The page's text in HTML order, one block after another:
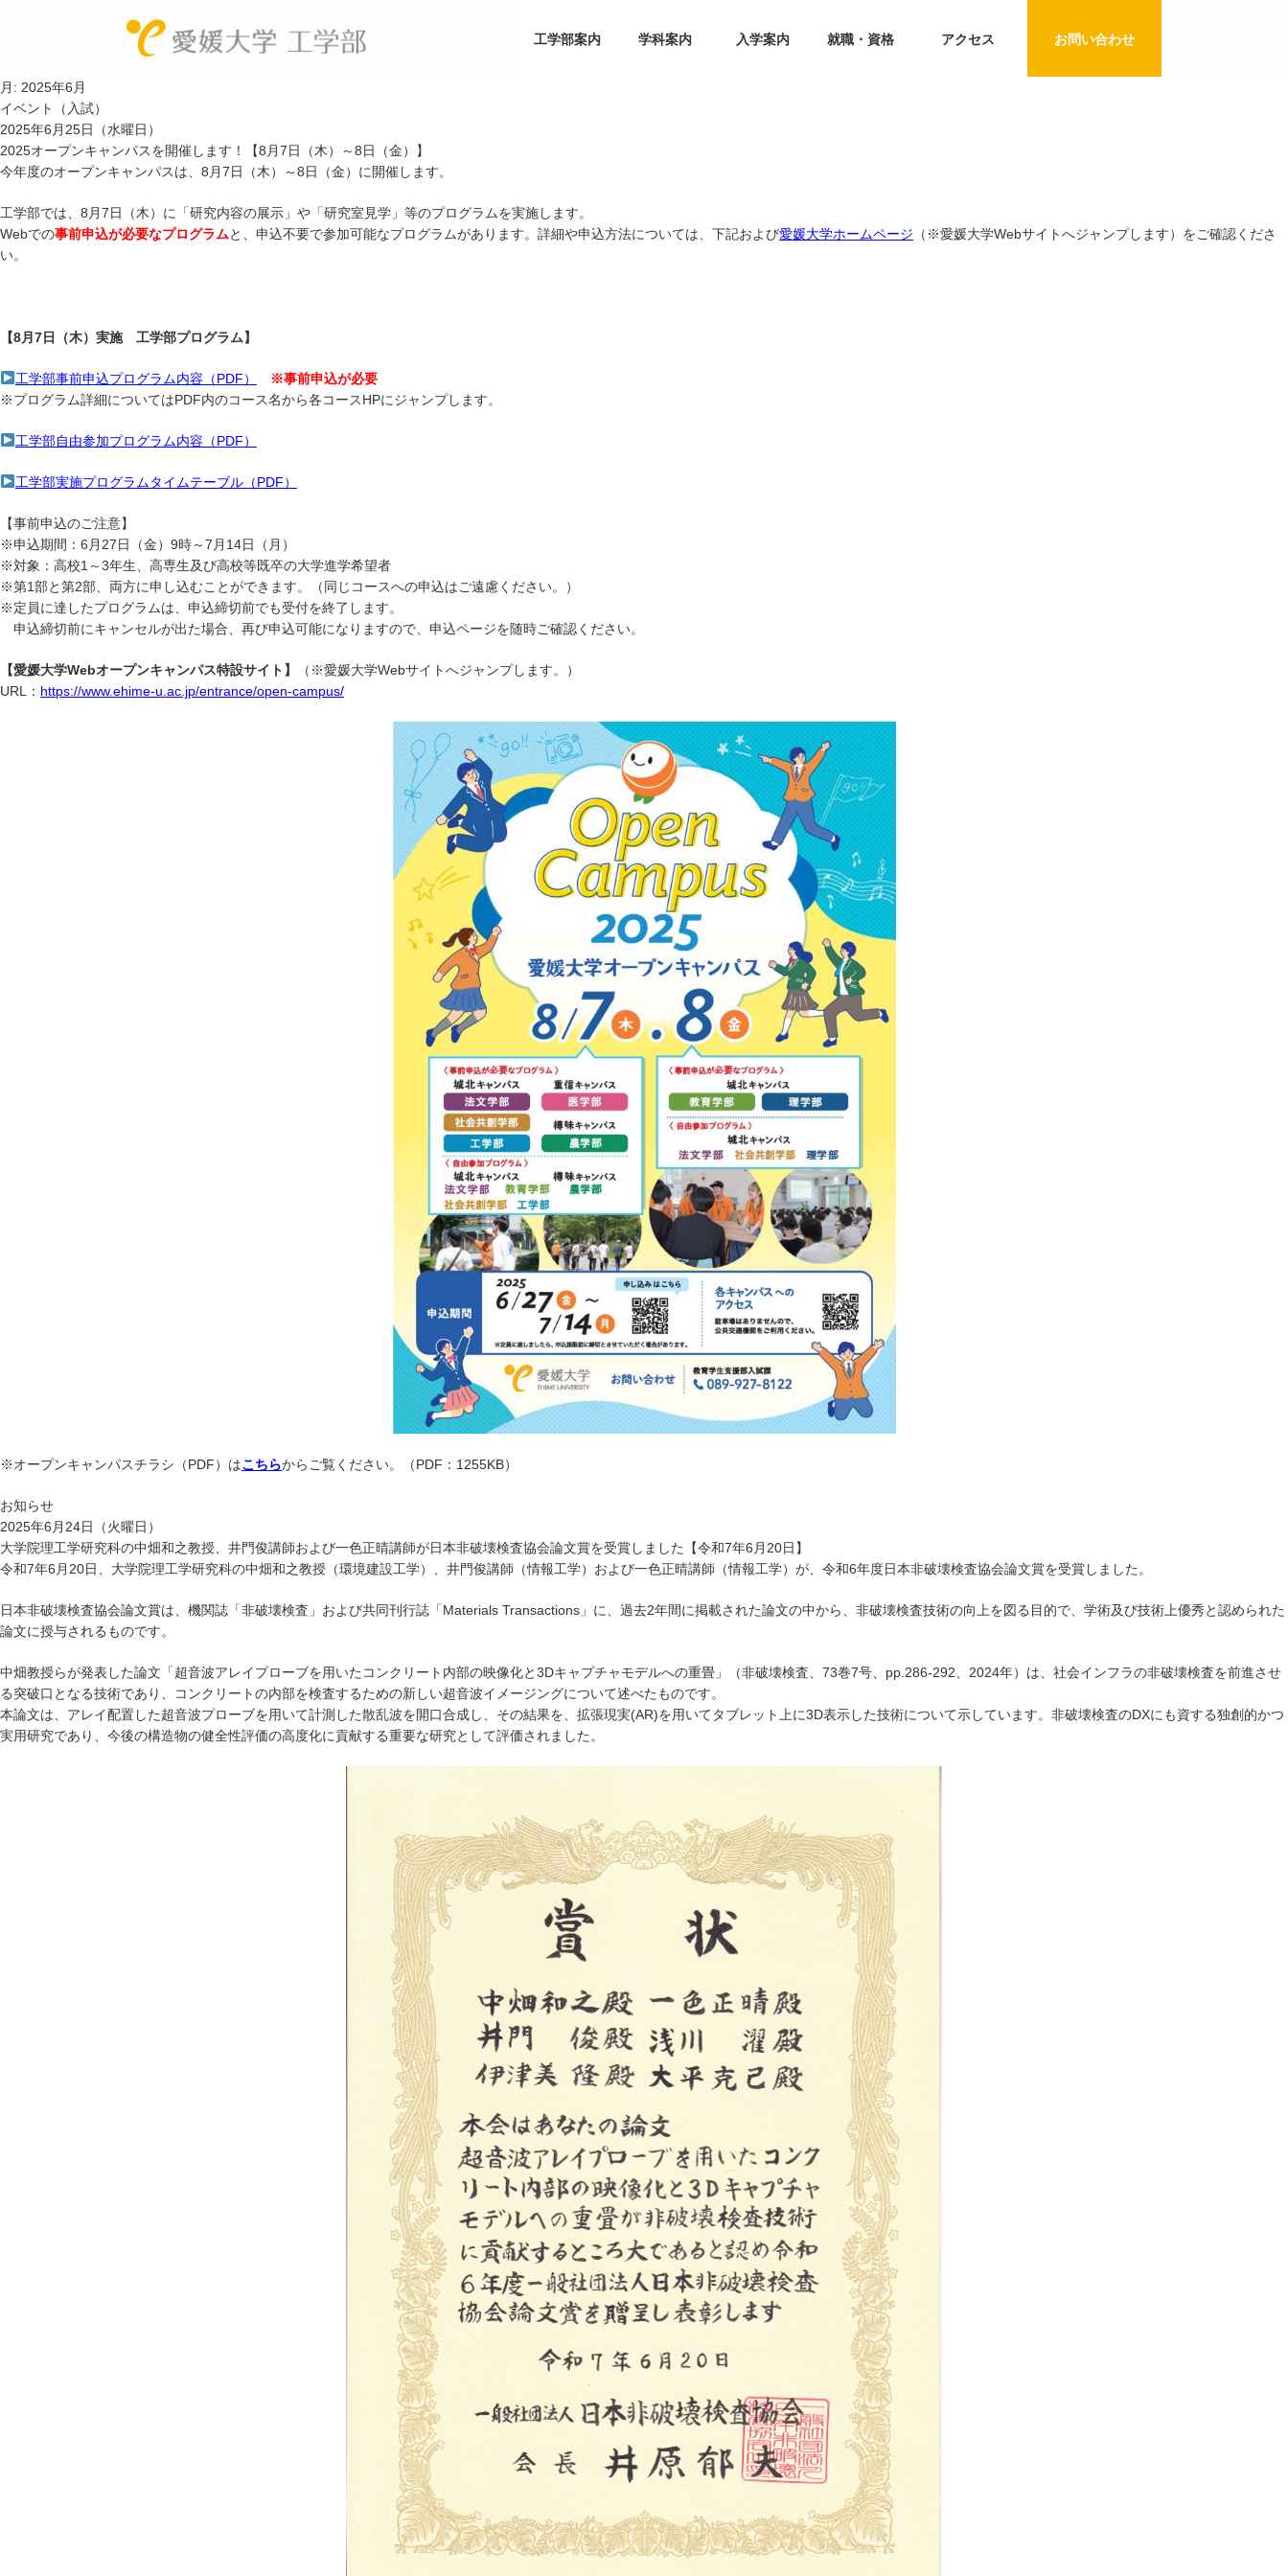
工学部案内 学科案内 入学案内 就職・資格 アクセス お問い合わせ
月: 2025年6月
イベント（入試）
2025年6月25日（水曜日）
2025オープンキャンパスを開催します！【8月7日（木）～8日（金）】
今年度のオープンキャンパスは、8月7日（木）～8日（金）に開催します。
工学部では、8月7日（木）に「研究内容の展示」や「研究室見学」等のプログラムを実施します。
Webでの事前申込が必要なプログラムと、申込不要で参加可能なプログラムがあります。詳細や申込方法については、下記および愛媛大学ホームページ （※愛媛大学Webサイトへジャンプします） をご確認くださ
い。
【8月7日（木）実施 工学部プログラム】
工学部事前申込プログラム内容（PDF）
※事前申込が必要
※プログラム詳細についてはPDF内のコース名から各コースHPにジャンプします。
工学部自由参加プログラム内容（PDF）
工学部実施プログラムタイムテーブル（PDF）
【事前申込のご注意】
※申込期間：6月27日（金）9時～7月14日（月）
※対象：高校1～3年生、高専生及び高校等既卒の大学進学希望者
※第1部と第2部、両方に申し込むことができます。（同じコースへの申込はご遠慮ください。）
※定員に達したプログラムは、申込締切前でも受付を終了します。
申込締切前にキャンセルが出た場合、再び申込可能になりますので、申込ページを随時ご確認ください。
【愛媛大学Webオープンキャンパス特設サイト】 （※愛媛大学Webサイトへジャンプします。）
URL： https://www.ehime-u.ac.jp/entrance/open-campus/
※オープンキャンパスチラシ（PDF）はこちらからご覧ください。（PDF：1255KB）
お知らせ
2025年6月24日（火曜日）
大学院理工学研究科の中畑和之教授、井門俊講師および一色正晴講師が日本非破壊検査協会論文賞を受賞しました【令和7年6月20日】
令和7年6月20日、大学院理工学研究科の中畑和之教授（環境建設工学）、井門俊講師（情報工学）および一色正晴講師（情報工学）が、令和6年度日本非破壊検査協会論文賞を受賞しました。
日本非破壊検査協会論文賞は、機関誌「非破壊検査」および共同刊行誌「Materials Transactions」に、過去2年間に掲載された論文の中から、非破壊検査技術の向上を図る目的で、学術及び技術上優秀と認められた
論文に授与されるものです。
中畑教授らが発表した論文「超音波アレイプローブを用いたコンクリート内部の映像化と3Dキャプチャモデルへの重畳」（非破壊検査、73巻7号、pp.286-292、2024年）は、社会インフラの非破壊検査を前進させ
る突破口となる技術であり、コンクリートの内部を検査するための新しい超音波イメージングについて述べたものです。
本論文は、アレイ配置した超音波プローブを用いて計測した散乱波を開口合成し、その結果を、拡張現実(AR)を用いてタブレット上に3D表示した技術について示しています。非破壊検査のDXにも資する独創的かつ
実用研究であり、今後の構造物の健全性評価の高度化に貢献する重要な研究として評価されました。